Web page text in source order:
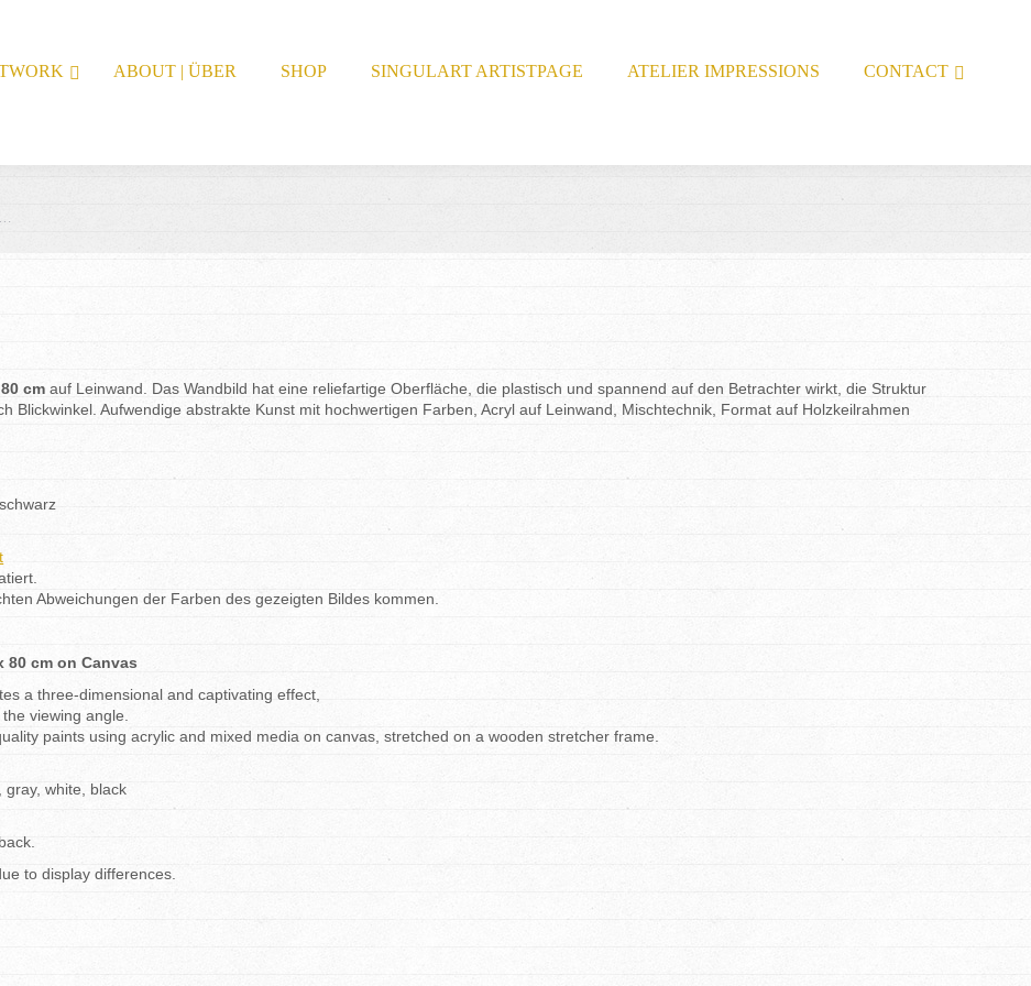
ABOUT | ÜBER SHOP SINGULART ARTISTPAGE ATELIER IMPRESSIONS CONTACT
cm auf Leinwand. Das Wandbild hat eine reliefartigeOberfläche , die plastisch und spannend auf den Betrachter wirkt, die Struktur
Blickwinkel. Aufwendige abstrakte Kunst mit hochwertigen Farben, Acryl auf Leinwand, Mischtechnik, Format auf Holzkeilrahmen
Abweichungen der Farben des gezeigten Bildes kommen.
80 cm on Canvas
a three-dimensional and captivating effect,
viewing angle.
paints using acrylic and mixed media on canvas, stretched on a wooden stretcher frame.
gray, white, black
to display differences.